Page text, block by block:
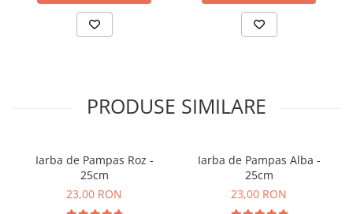
PRODUSE SIMILARE
Iarba de Pampas Roz -
25cm
23,00 RON
Iarba de Pampas Alba -
25cm
23,00 RON